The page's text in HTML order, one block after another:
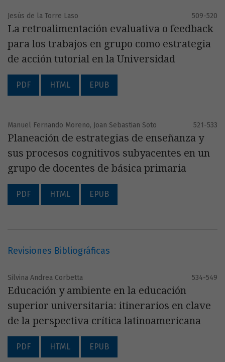
Jesús de la Torre Laso 509-520
La retroalimentación evaluativa o feedback
para los trabajos en grupo como estrategia
de acción tutorial en la Universidad
PDF HTML EPUB
Manuel Fernando Moreno, Joan Sebastian Soto 521-533
Planeación de estrategias de enseñanza y
sus procesos cognitivos subyacentes en un
grupo de docentes de básica primaria
PDF HTML EPUB
Revisiones Bibliográficas
Silvina Andrea Corbetta 534-549
Educación y ambiente en la educación
superior universitaria: itinerarios en clave
de la perspectiva crítica latinoamericana
PDF HTML EPUB